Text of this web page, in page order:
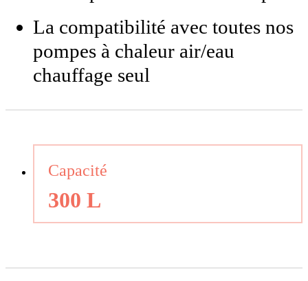
La compatibilité avec toutes nos
pompes à chaleur air/eau
chauffage seul
Capacité
300 L